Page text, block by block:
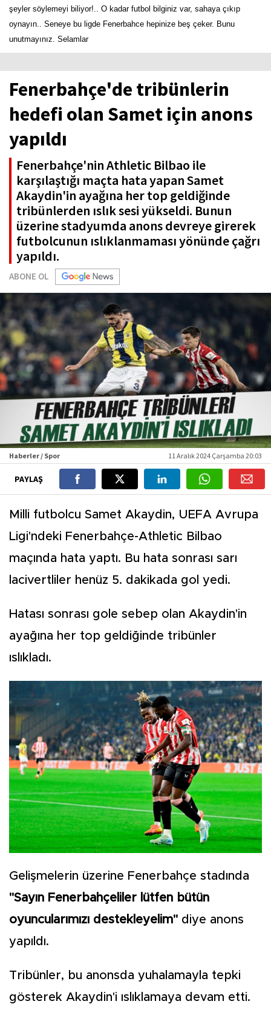
şeyler söylemeyi biliyor!.. O kadar futbol bilginiz var, sahaya çıkıp
oynayın.. Seneye bu ligde Fenerbahce hepinize beş çeker. Bunu
unutmayınız. Selamlar
Fenerbahçe'de tribünlerin
hedefi olan Samet için anons
yapıldı
Fenerbahçe'nin Athletic Bilbao ile
karşılaştığı maçta hata yapan Samet
Akaydin'in ayağına her top geldiğinde
tribünlerden ıslık sesi yükseldi. Bunun
üzerine stadyumda anons devreye girerek
futbolcunun ıslıklanmaması yönünde çağrı
yapıldı.
ABONE OL
Haberler / Spor 11 Aralık 2024 Çarşamba 20:03
PAYLAŞ
Milli futbolcu Samet Akaydin, UEFA Avrupa
Ligi'ndeki Fenerbahçe-Athletic Bilbao
maçında hata yaptı. Bu hata sonrası sarı
lacivertliler henüz 5. dakikada gol yedi.
Hatası sonrası gole sebep olan Akaydin'in
ayağına her top geldiğinde tribünler
ıslıkladı.
Gelişmelerin üzerine Fenerbahçe stadında
"Sayın Fenerbahçeliler lütfen bütün
oyuncularımızı destekleyelim" diye anons
yapıldı.
Tribünler, bu anonsda yuhalamayla tepki
gösterek Akaydin'i ıslıklamaya devam etti.